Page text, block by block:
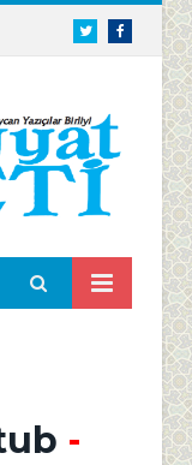
TwitterFacebook
-